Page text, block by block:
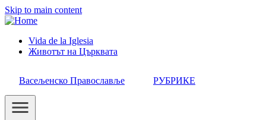
Skip to main content
Header
Menu
Vida de la Iglesia
Животът на Църквата
Васељенско Православље РУБРИКЕ